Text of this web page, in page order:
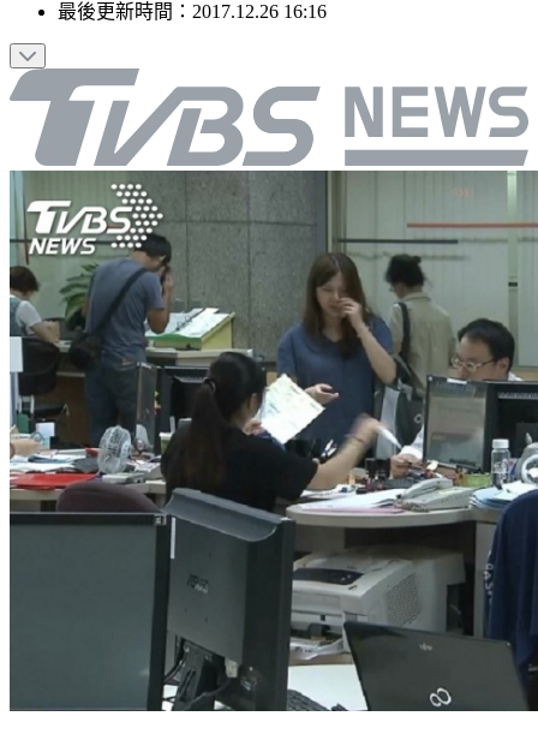
最後更新時間： 2017.12.26 16:16